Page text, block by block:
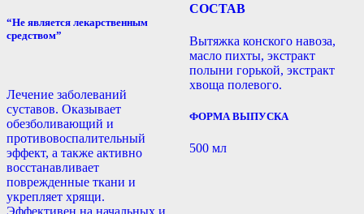
“Не является лекарственным
средством”
Лечение заболеваний
суставов. Оказывает
обезболивающий и
противовоспалительный
эффект, а также активно
восстанавливает
поврежденные ткани и
укрепляет хрящи.
Эффективен на начальных и
СОСТАВ
Вытяжка конского навоза,
масло пихты, экстракт
полыни горькой, экстракт
хвоща полевого.
ФОРМА ВЫПУСКА
500 мл